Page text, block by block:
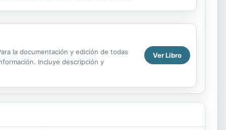
la documentación y edición de todas
Incluye descripción y
Ver Libro